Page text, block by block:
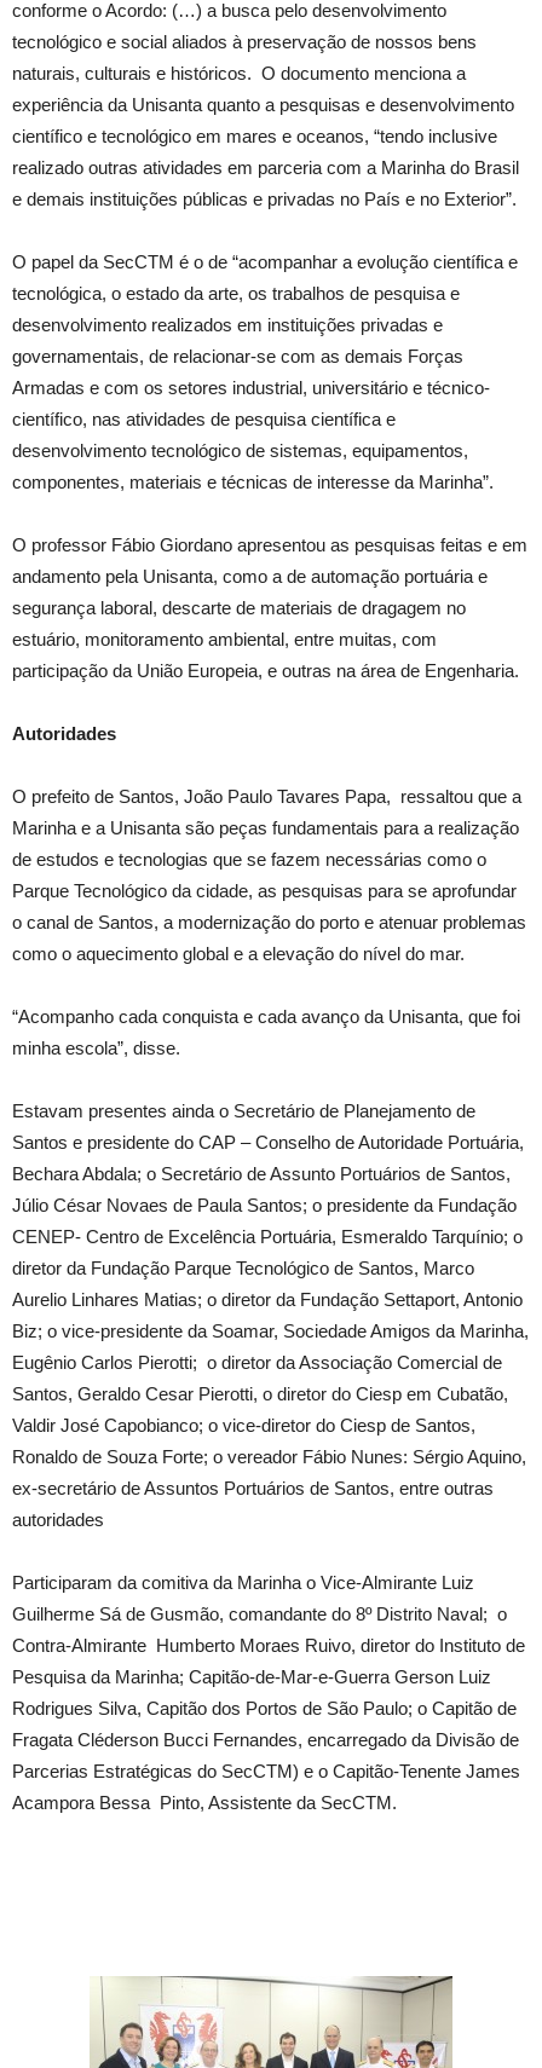
conforme o Acordo: (…) a busca pelo desenvolvimento
tecnológico e social aliados à preservação de nossos bens
naturais, culturais e históricos. O documento menciona a
experiência da Unisanta quanto a pesquisas e desenvolvimento
científico e tecnológico em mares e oceanos, “tendo inclusive
realizado outras atividades em parceria com a Marinha do Brasil
e demais instituições públicas e privadas no País e no Exterior”.
O papel da SecCTM é o de “acompanhar a evolução científica e
tecnológica, o estado da arte, os trabalhos de pesquisa e
desenvolvimento realizados em instituições privadas e
governamentais, de relacionar-se com as demais Forças
Armadas e com os setores industrial, universitário e técnico-
científico, nas atividades de pesquisa científica e
desenvolvimento tecnológico de sistemas, equipamentos,
componentes, materiais e técnicas de interesse da Marinha”.
O professor Fábio Giordano apresentou as pesquisas feitas e em
andamento pela Unisanta, como a de automação portuária e
segurança laboral, descarte de materiais de dragagem no
estuário, monitoramento ambiental, entre muitas, com
participação da União Europeia, e outras na área de Engenharia.
Autoridades
O prefeito de Santos, João Paulo Tavares Papa, ressaltou que a
Marinha e a Unisanta são peças fundamentais para a realização
de estudos e tecnologias que se fazem necessárias como o
Parque Tecnológico da cidade, as pesquisas para se aprofundar
o canal de Santos, a modernização do porto e atenuar problemas
como o aquecimento global e a elevação do nível do mar.
“Acompanho cada conquista e cada avanço da Unisanta, que foi
minha escola”, disse.
Estavam presentes ainda o Secretário de Planejamento de
Santos e presidente do CAP – Conselho de Autoridade Portuária,
Bechara Abdala; o Secretário de Assunto Portuários de Santos,
Júlio César Novaes de Paula Santos; o presidente da Fundação
CENEP- Centro de Excelência Portuária, Esmeraldo Tarquínio; o
diretor da Fundação Parque Tecnológico de Santos, Marco
Aurelio Linhares Matias; o diretor da Fundação Settaport, Antonio
Biz; o vice-presidente da Soamar, Sociedade Amigos da Marinha,
Eugênio Carlos Pierotti; o diretor da Associação Comercial de
Santos, Geraldo Cesar Pierotti, o diretor do Ciesp em Cubatão,
Valdir José Capobianco; o vice-diretor do Ciesp de Santos,
Ronaldo de Souza Forte; o vereador Fábio Nunes: Sérgio Aquino,
ex-secretário de Assuntos Portuários de Santos, entre outras
autoridades
Participaram da comitiva da Marinha o Vice-Almirante Luiz
Guilherme Sá de Gusmão, comandante do 8º Distrito Naval; o
Contra-Almirante Humberto Moraes Ruivo, diretor do Instituto de
Pesquisa da Marinha; Capitão-de-Mar-e-Guerra Gerson Luiz
Rodrigues Silva, Capitão dos Portos de São Paulo; o Capitão de
Fragata Cléderson Bucci Fernandes, encarregado da Divisão de
Parcerias Estratégicas do SecCTM) e o Capitão-Tenente James
Acampora Bessa Pinto, Assistente da SecCTM.